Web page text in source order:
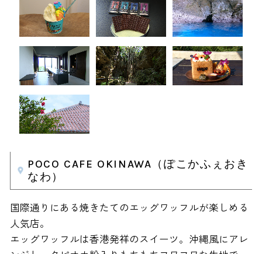
POCO CAFE OKINAWA（ぽこかふぇおき
なわ）
国際通りにある焼きたてのエッグワッフルが楽しめる
人気店。
エッグワッフルは香港発祥のスイーツ。沖縄風にアレ